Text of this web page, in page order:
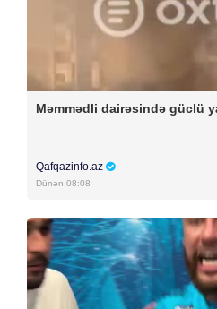
Məmmədli dairəsində güclü
Qafqazinfo.az
Dünən 08:08